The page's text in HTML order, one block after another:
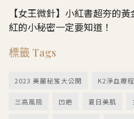
【女王微針】小紅書超夯的
紅的小秘密一定要知道！
標籤 Tags
2023 美麗秘笈大公開 K2淨血療程
三高風險 凹疤 夏日美肌